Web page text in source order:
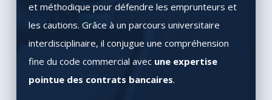
et méthodique pour défendre les emprunteurs et
les cautions. Grâce à un parcours universitaire
interdisciplinaire, il conjugue une compréhension
fine du code commercial avec une expertise
pointue des contrats bancaires.